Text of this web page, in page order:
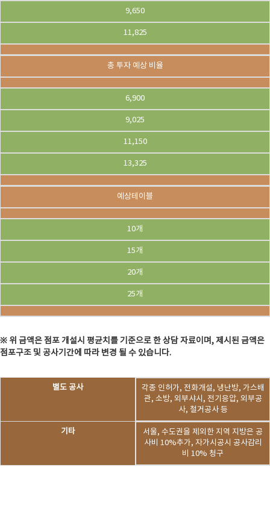
9,650
11,825
총 투자 예상 비율
6,900
9,025
11,150
13,325
예상테이블
10개
15개
20개
25개
※ 위 금액은 점포 개설시 평균치를 기준으로 한 상담 자료이며, 제시된 금액은
점포구조 및 공사기간에 따라 변경 될 수 있습니다.
별도 공사
각종 인허가, 전화개설, 냉난방, 가스배
관, 소방, 외부샤시, 전기응압, 외부공
사, 철거공사 등
기타
서울, 수도권을 제외한 지역 지방은 공
사비 10%추가, 자가시공시 공사감리
비 10% 청구